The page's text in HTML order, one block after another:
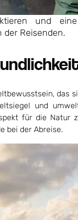
und
der Reisenden.
das
und
für die Natur
bei der Abreise.